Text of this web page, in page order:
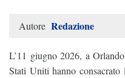
Autore Redazione
L’11 giugno 2026, a
Stati Uniti hanno